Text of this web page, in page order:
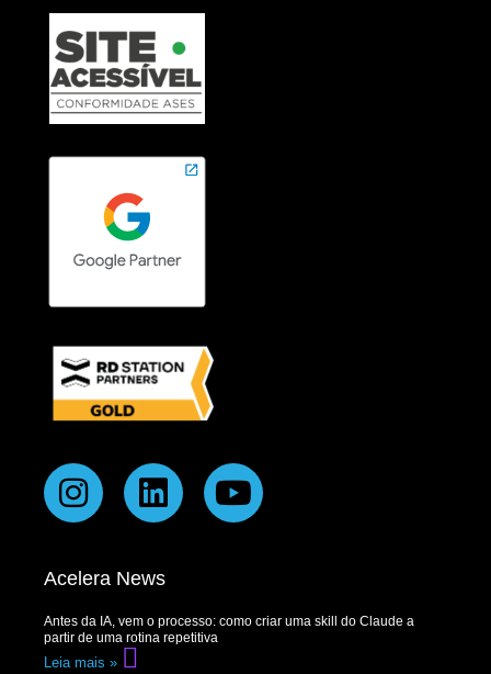
Acelera News
Antes da IA, vem o processo: como criar uma skill do Claude a
partir de uma rotina repetitiva
Leia mais »